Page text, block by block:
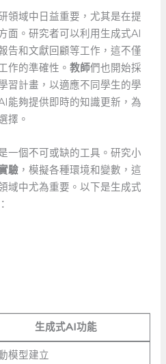
領域中日益重要，尤其是在提
面。研究者可以利用生成式AI
告和文獻回顧等工作，這不僅
作的準確性。教師們也開始採
習計畫，以適應不同學生的學
能夠提供即時的知識更新，為
擇。
一個不可或缺的工具。研究小
驗 ，模擬各種環境和變數，這
域中尤為重要。以下是生成式
生成式AI功能
模型建立